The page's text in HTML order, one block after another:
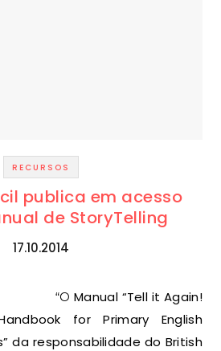
RECURSOS
publica em acesso
de StoryTelling
17.10.2014
it Again!
for Primary English
da responsabilidade do British